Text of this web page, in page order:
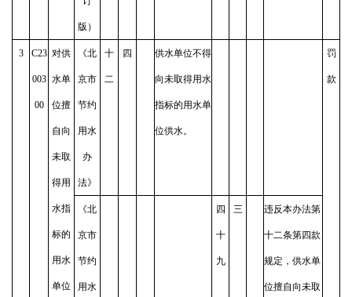
版）
3 C23
003
00
对供
水单
位擅
自向
未取
得用
水指
标的
用水
单位
《北
京市
节约
用水
办
法》
十
二
四 供水单位不得
向未取得用水
指标的用水单
位供水。
罚
款
《北
京市
节约
用水
四
十
九
三 违反本办法第
十二条第四款
规定，供水单
位擅自向未取